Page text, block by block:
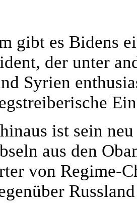
gibt es Bidens
der unter
Syrien
ist sein
aus den
von Regime-